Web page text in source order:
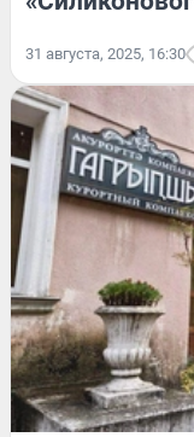
31 августа, 2025, 16:30